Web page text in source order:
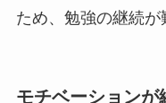
ため、勉強の継続が
モチベーションが